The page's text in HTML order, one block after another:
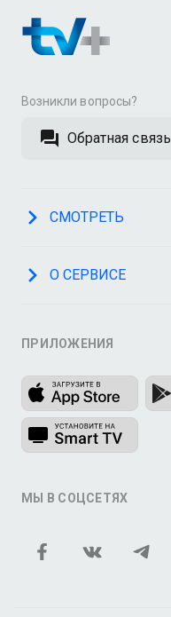
Возникли вопросы?
Обратная связь
СМОТРЕТЬ
О СЕРВИСЕ
ПРИЛОЖЕНИЯ
МЫ В СОЦСЕТЯХ